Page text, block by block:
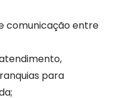
comunicação entre
para